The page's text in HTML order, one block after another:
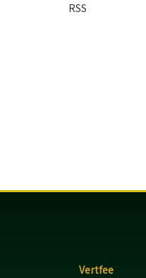
RSS
Vertfee